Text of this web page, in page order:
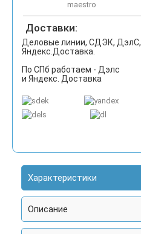
Доставки:
Деловые линии, СДЭК, ДэлС,
Яндекс.Доставка.
По СПб работаем - Дэлс
и Яндекс. Доставка
Характеристики
Описание